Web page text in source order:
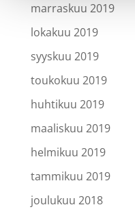
marraskuu 2019
lokakuu 2019
syyskuu 2019
toukokuu 2019
huhtikuu 2019
maaliskuu 2019
helmikuu 2019
tammikuu 2019
joulukuu 2018